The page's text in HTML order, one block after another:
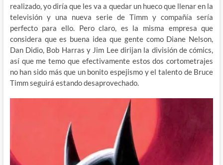
realizado, yo diría que les va a quedar un hueco que llenar en la
televisión y una nueva serie de Timm y compañía sería
perfecto para ello. Pero claro, es la misma empresa que
considera que es buena idea que gente como Diane Nelson,
Dan Didio, Bob Harras y Jim Lee dirijan la división de cómics,
así que me temo que efectivamente estos dos cortometrajes
no han sido más que un bonito espejismo y el talento de Bruce
Timm seguirá estando desaprovechado.